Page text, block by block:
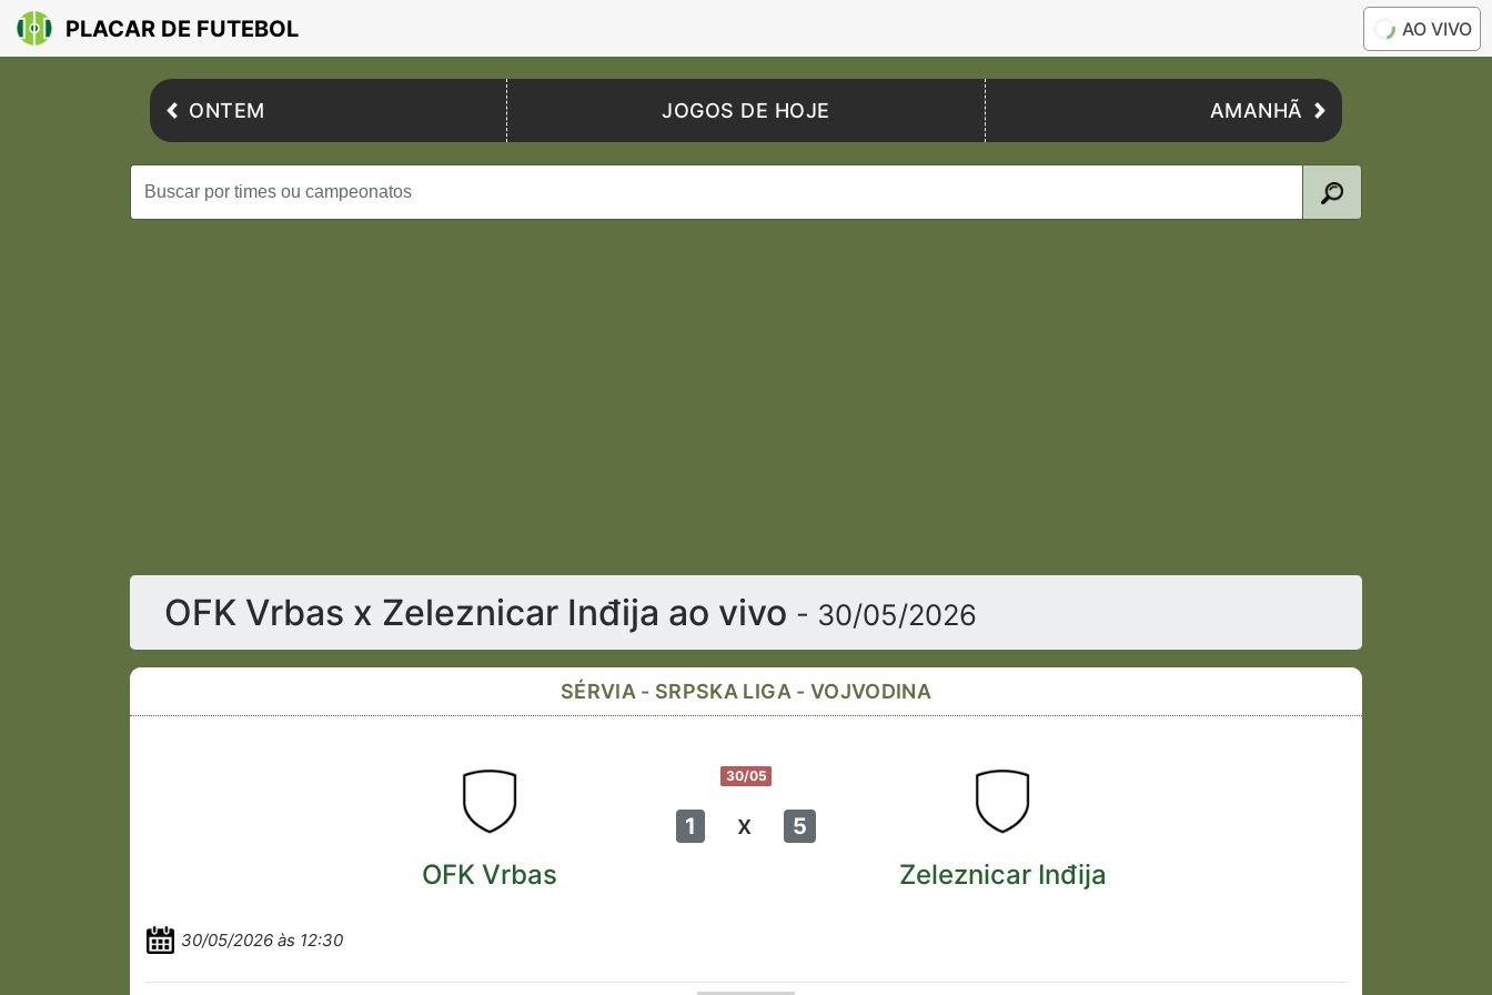
PLACAR DE FUTEBOL AO VIVO
ONTEM JOGOS DE HOJE AMANHÃ
OFK Vrbas x Zeleznicar Inđija ao vivo - 30/05/2026
SÉRVIA - SRPSKA LIGA - VOJVODINA
30/05
1 x 5
OFK Vrbas Zeleznicar Inđija
30/05/2026 às 12:30